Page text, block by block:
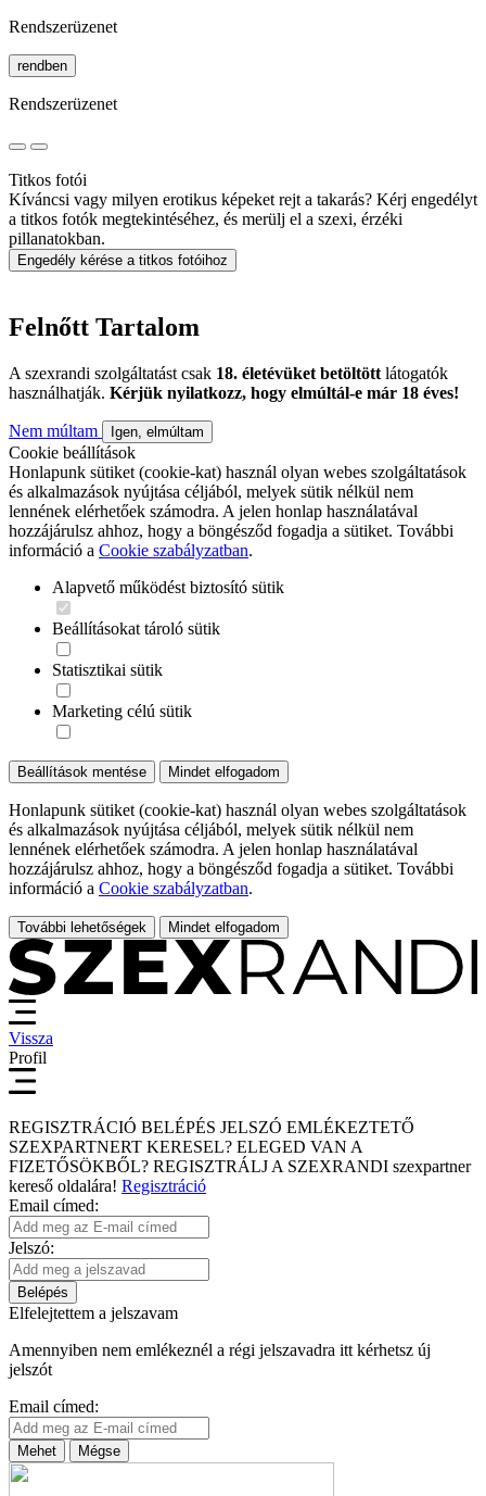
Rendszerüzenet
rendben
Rendszerüzenet
Titkos fotói
Kíváncsi vagy milyen erotikus képeket rejt a takarás? Kérj engedélyt
a titkos fotók megtekintéséhez, és merülj el a szexi, érzéki
pillanatokban.
Engedély kérése a titkos fotóihoz
Felnőtt Tartalom
A szexrandi szolgáltatást csak 18. életévüket betöltött látogatók
használhatják. Kérjük nyilatkozz, hogy elmúltál-e már 18 éves!
Nem múltam Igen, elmúltam
Cookie beállítások
Honlapunk sütiket (cookie-kat) használ olyan webes szolgáltatások
és alkalmazások nyújtása céljából, melyek sütik nélkül nem
lennének elérhetőek számodra. A jelen honlap használatával
hozzájárulsz ahhoz, hogy a böngésződ fogadja a sütiket. További
információ a Cookie szabályzatban.
Alapvető működést biztosító sütik
Beállításokat tároló sütik
Statisztikai sütik
Marketing célú sütik
Beállítások mentése Mindet elfogadom
Honlapunk sütiket (cookie-kat) használ olyan webes szolgáltatások
és alkalmazások nyújtása céljából, melyek sütik nélkül nem
lennének elérhetőek számodra. A jelen honlap használatával
hozzájárulsz ahhoz, hogy a böngésződ fogadja a sütiket. További
információ a Cookie szabályzatban.
További lehetőségek Mindet elfogadom
Vissza
Profil
REGISZTRÁCIÓ BELÉPÉS JELSZÓ EMLÉKEZTETŐ
SZEXPARTNERT KERESEL? ELEGED VAN A
FIZETŐSÖKBŐL? REGISZTRÁLJ A SZEXRANDI szexpartner
kereső oldalára! Regisztráció
Email címed:
Jelszó:
Belépés
Elfelejtettem a jelszavam
Amennyiben nem emlékeznél a régi jelszavadra itt kérhetsz új
jelszót
Email címed:
Mehet Mégse